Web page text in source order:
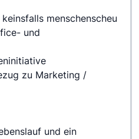
menschenscheu